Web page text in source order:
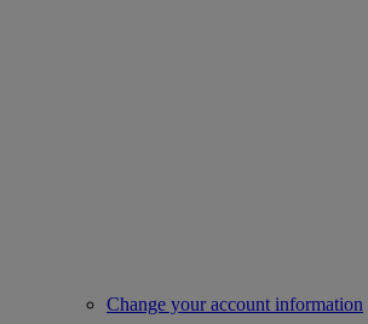
Change your account information